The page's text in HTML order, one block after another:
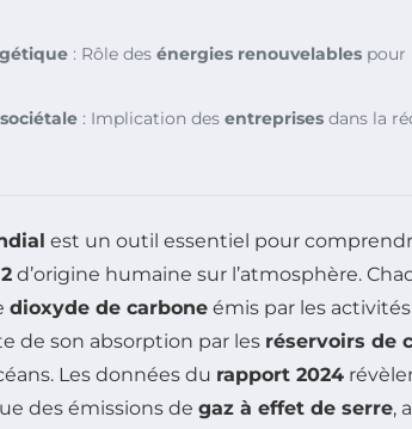
: Rôle des énergies renouvelables pour
: Implication des entreprises dans la
est un outil essentiel pour
d’origine humaine sur l’atmosphère.
dioxyde de carbone émis par les
de son absorption par les réservoirs de
Les données du rapport 2024
des émissions de gaz à effet de serre,